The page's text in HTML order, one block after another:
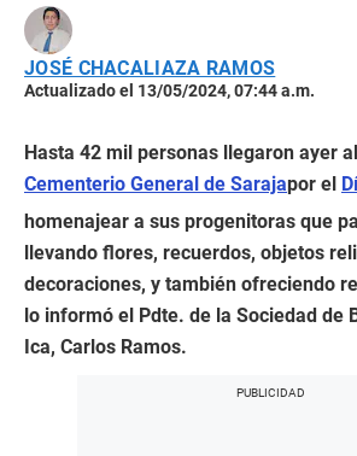
JOSÉ CHACALIAZA RAMOS
Actualizado el 13/05/2024, 07:44 a.m.
Hasta 42 mil personas llegaron ayer al
Cementerio General de Sarajapor el
homenajear a sus progenitoras que
llevando flores, recuerdos, objetos
decoraciones, y también ofreciendo
lo informó el Pdte. de la Sociedad de
Ica, Carlos Ramos.